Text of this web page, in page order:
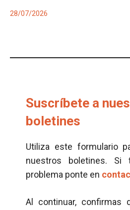
28/07/2026
Suscríbete a
boletines
Utiliza este formulario
nuestros boletines. Si
problema ponte en
Al continuar, confirmas